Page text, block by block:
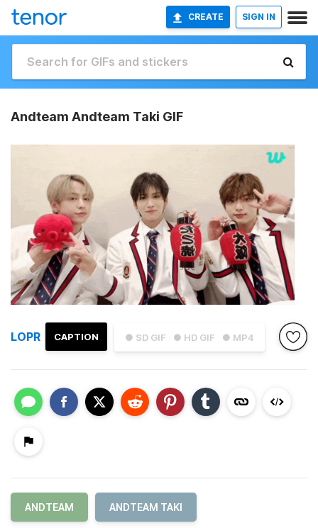
CREATE SIGN IN
Andteam Andteam Taki GIF
● SD GIF ● HD GIF ● MP4
CAPTION
LOPR
ANDTEAM ANDTEAM TAKI